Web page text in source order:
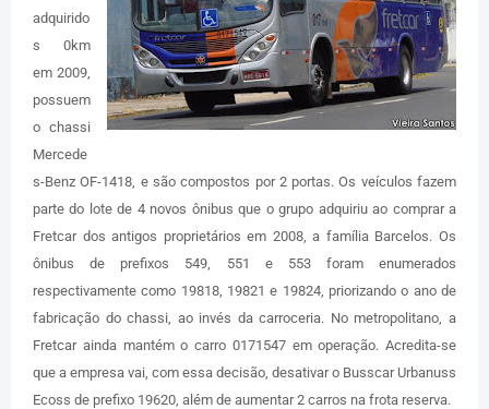
adquirido
s 0km
em 2009,
possuem
o chassi
Mercede
s-Benz OF-1418, e são compostos por 2 portas. Os veículos fazem
parte do lote de 4 novos ônibus que o grupo adquiriu ao comprar a
Fretcar dos antigos proprietários em 2008, a família Barcelos. Os
ônibus de prefixos 549, 551 e 553 foram enumerados
respectivamente como 19818, 19821 e 19824, priorizando o ano de
fabricação do chassi, ao invés da carroceria. No metropolitano, a
Fretcar ainda mantém o carro 0171547 em operação. Acredita-se
que a empresa vai, com essa decisão, desativar o Busscar Urbanuss
Ecoss de prefixo 19620, além de aumentar 2 carros na frota reserva.